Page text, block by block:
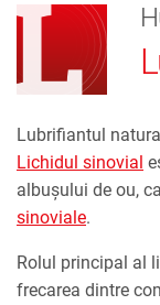
Lubrifiantul
Lichidul sinovial
albușului de ou,
sinoviale.
Rolul principal al
frecarea dintre